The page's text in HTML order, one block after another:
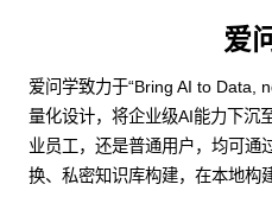
爱
爱问学致力于“Bring AI to Data,
量化设计，将企业级AI能力下沉
业员工，还是普通用户，均可通
换、私密知识库构建，在本地构